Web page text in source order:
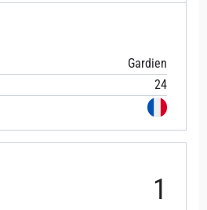
Gardien
24
1